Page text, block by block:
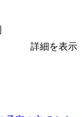
詳細を表示